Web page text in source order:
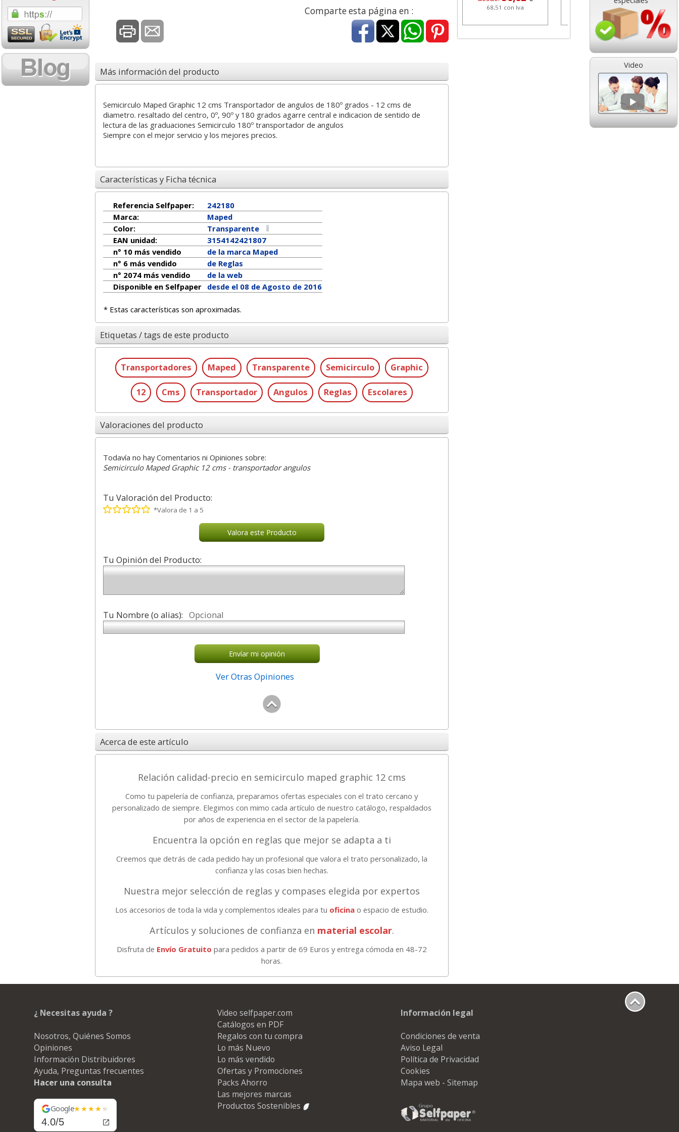
Video
Comparte esta página en :
Más información del producto
Semicirculo Maped Graphic 12 cms Transportador de angulos de 180º grados - 12 cms de
diametro. resaltado del centro, 0º, 90º y 180 grados agarre central e indicacion de sentido de
lectura de las graduaciones Semicirculo 180º transportador de angulos
Siempre con el mejor servicio y los mejores precios.
Características y Ficha técnica
Referencia Selfpaper:
242180
Marca:
Maped
Color:
Transparente
EAN unidad:
3154142421807
n° 10 más vendido
de la marca Maped
n° 6 más vendido
de Reglas
n° 2074 más vendido
de la web
Disponible en Selfpaper
desde el 08 de Agosto de 2016
* Estas características son aproximadas.
Etiquetas / tags de este producto
Transportadores Maped Transparente Semicirculo Graphic
12 Cms Transportador Angulos Reglas Escolares
Valoraciones del producto
Todavía no hay Comentarios ni Opiniones sobre:
Semicirculo Maped Graphic 12 cms - transportador angulos
Tu Valoración del Producto:
*Valora de 1 a 5
Valora este Producto
Tu Opinión del Producto:
Tu Nombre (o alias): Opcional
Envíar mi opinión
Ver Otras Opiniones
Acerca de este artículo
Relación calidad-precio en semicirculo maped graphic 12 cms
Como tu papelería de confianza, preparamos ofertas especiales con el trato cercano y
personalizado de siempre. Elegimos con mimo cada artículo de nuestro catálogo, respaldados
por años de experiencia en el sector de la papelería.
Encuentra la opción en reglas que mejor se adapta a ti
Creemos que detrás de cada pedido hay un profesional que valora el trato personalizado, la
confianza y las cosas bien hechas.
Nuestra mejor selección de reglas y compases elegida por expertos
Los accesorios de toda la vida y complementos ideales para tu oficinao espacio de estudio.
Artículos y soluciones de confianza en material escolar.
Disfruta de Envío Gratuito para pedidos a partir de 69 Euros y entrega cómoda en 48-72
horas.
17,99 con Iva 45,82 con Iva 68,51 con Iva 1,08 con Iva
Cartucho HP 304 - 302
Negro, original
N9K06AE
17,99 con Iva
Cartucho HP 304XL -
302XL Tricolor alta
capacidad deskjet
45,82 con Iva
HP 950XL - Cartucho
para Officejet Pro 8600
Goma de borrar
Negro, original
¿ Necesitas ayuda ?
Nosotros, Quiénes Somos
Opiniones
Información Distribuidores
Ayuda, Preguntas frecuentes
Hacer una consulta
Google
4.0/5
Video selfpaper.com
Catálogos en PDF
Regalos con tu compra
Lo más Nuevo
Lo más vendido
Ofertas y Promociones
Packs Ahorro
Las mejores marcas
Productos Sostenibles
Información legal
Condiciones de venta
Aviso Legal
Política de Privacidad
Cookies
Mapa web - Sitemap